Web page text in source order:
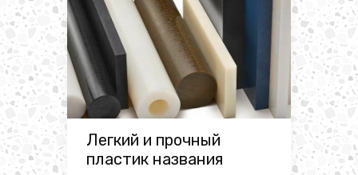
Легкий и прочный
пластик названия